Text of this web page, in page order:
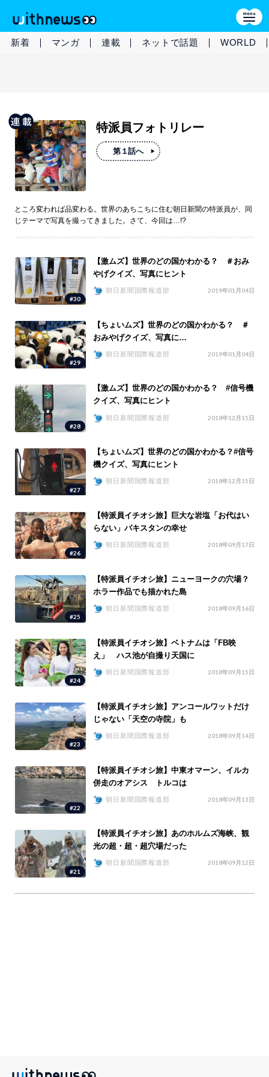
新着 マンガ 連載 ネットで話題 WORLD
特派員フォトリレー
第１話へ
ところ変われば品変わる。世界のあちこちに住む朝⽇新聞の特派員が、同
じテーマで写真を撮ってきました。さて、今回は…!?
#30
【激ムズ】世界のどの国かわかる？ ＃おみ
やげクイズ、写真にヒント
朝日新聞国際報道部 2019年01月04日
#29
【ちょいムズ】世界のどの国かわかる？ ＃
おみやげクイズ、写真に…
朝日新聞国際報道部 2019年01月04日
#28
【激ムズ】世界のどの国かわかる？ #信号機
クイズ、写真にヒント
朝日新聞国際報道部 2018年12月15日
#27
【ちょいムズ】世界のどの国かわかる？#信号
機クイズ、写真にヒント
朝日新聞国際報道部 2018年12月15日
#26
【特派員イチオシ旅】巨大な岩塩「お代はい
らない」パキスタンの幸せ
朝日新聞国際報道部 2018年09月17日
#25
【特派員イチオシ旅】ニューヨークの穴場？
ホラー作品でも描かれた島
朝日新聞国際報道部 2018年09月16日
#24
【特派員イチオシ旅】ベトナムは「FB映
え」 ハス池が自撮り天国に
朝日新聞国際報道部 2018年09月15日
#23
【特派員イチオシ旅】アンコールワットだけ
じゃない「天空の寺院」も
朝日新聞国際報道部 2018年09月14日
#22
【特派員イチオシ旅】中東オマーン、イルカ
併走のオアシス トルコは
朝日新聞国際報道部 2018年09月13日
#21
【特派員イチオシ旅】あのホルムズ海峡、観
光の超・超・超穴場だった
朝日新聞国際報道部 2018年09月12日